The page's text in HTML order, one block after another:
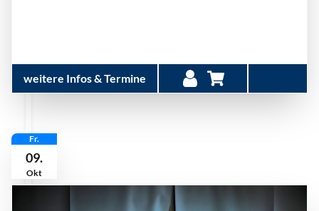
weitere Infos & Termine
Fr.
09.
Okt